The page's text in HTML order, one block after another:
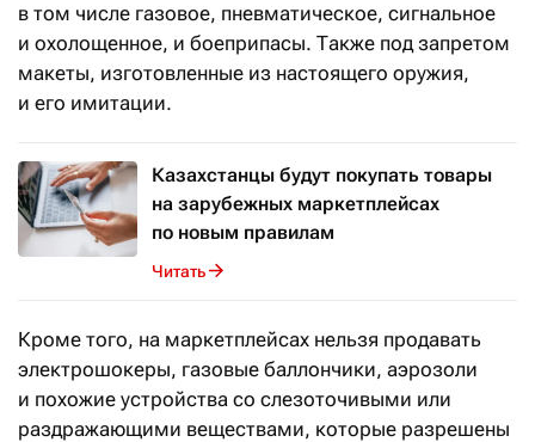
в том числе газовое, пневматическое, сигнальное
и охолощенное, и боеприпасы. Также под запретом
макеты, изготовленные из настоящего оружия,
и его имитации.
Казахстанцы будут покупать товары
на зарубежных маркетплейсах
по новым правилам
Читать
Кроме того, на маркетплейсах нельзя продавать
электрошокеры, газовые баллончики, аэрозоли
и похожие устройства со слезоточивыми или
раздражающими веществами, которые разрешены